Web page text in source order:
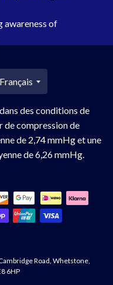
awareness of
Français
des conditions de
de compression de
de 2,74 mmHg et une
de 6,26 mmHg.
Road, Whetstone,
6HP